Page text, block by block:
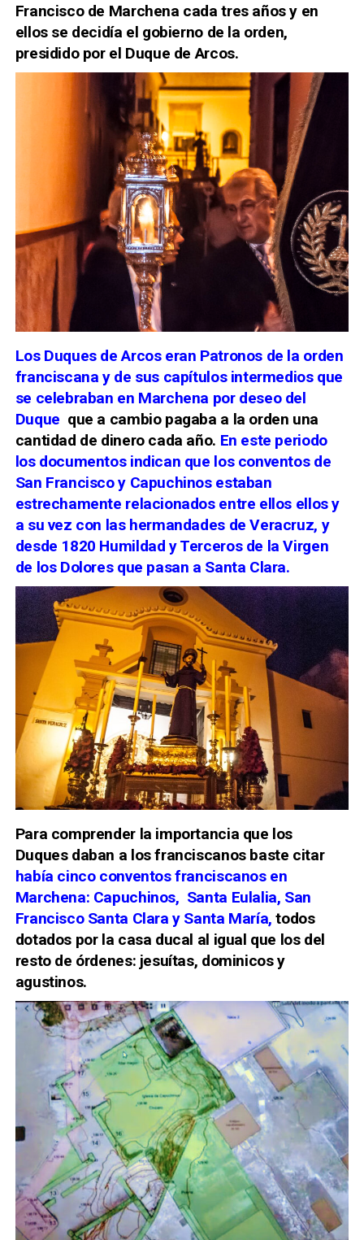
Francisco de Marchena cada tres años y en
ellos se decidía el gobierno de la orden,
presidido por el Duque de Arcos.
Los Duques de Arcos eran Patronos de la orden
franciscana y de sus capítulos intermedios que
se celebraban en Marchena por deseo del
Duque que a cambio pagaba a la orden una
cantidad de dinero cada año. En este periodo
los documentos indican que los conventos de
San Francisco y Capuchinos estaban
estrechamente relacionados entre ellos ellos y
a su vez con las hermandades de Veracruz, y
desde 1820 Humildad y Terceros de la Virgen
de los Dolores que pasan a Santa Clara.
Para comprender la importancia que los
Duques daban a los franciscanos baste citar
había cinco conventos franciscanos en
Marchena: Capuchinos, Santa Eulalia, San
Francisco Santa Clara y Santa María, todos
dotados por la casa ducal al igual que los del
resto de órdenes: jesuítas, dominicos y
agustinos.